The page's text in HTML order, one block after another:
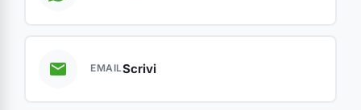
EMAILScrivi